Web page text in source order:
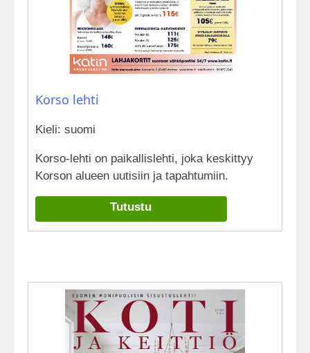
Korso lehti
Kieli: suomi
Korso-lehti on paikallislehti, joka keskittyy
Korson alueen uutisiin ja tapahtumiin.
Tutustu